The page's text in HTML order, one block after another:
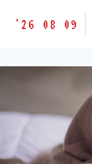
胶
味
'26 08 09